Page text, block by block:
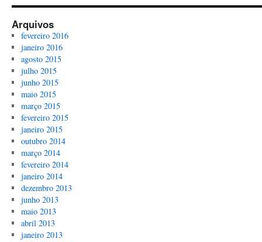
Arquivos
fevereiro 2016
janeiro 2016
agosto 2015
julho 2015
junho 2015
maio 2015
março 2015
fevereiro 2015
janeiro 2015
outubro 2014
março 2014
fevereiro 2014
janeiro 2014
dezembro 2013
junho 2013
maio 2013
abril 2013
janeiro 2013